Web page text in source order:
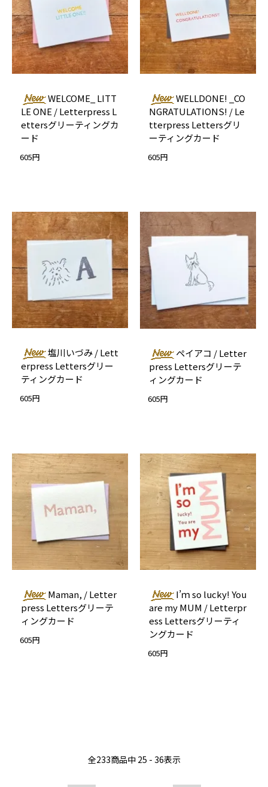
WELCOME_ LITT
LE ONE / Letterpress L
ettersグリーティングカ
ード
605円
WELLDONE! _CO
NGRATULATIONS! / Le
tterpress Lettersグリ
ーティングカード
605円
塩川いづみ / Lett
erpress Lettersグリー
ティングカード
605円
ペイアコ / Letter
press Lettersグリーテ
ィングカード
605円
Maman, / Letter
press Lettersグリーテ
ィングカード
605円
I’ｍ so lucky! You
are my MUM / Letterpr
ess Lettersグリーティ
ングカード
605円
全233商品中 25 - 36表示